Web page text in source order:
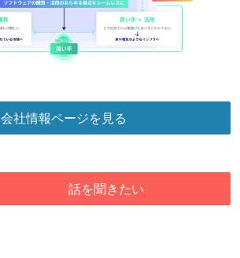
会社情報ページを見る
話を聞きたい